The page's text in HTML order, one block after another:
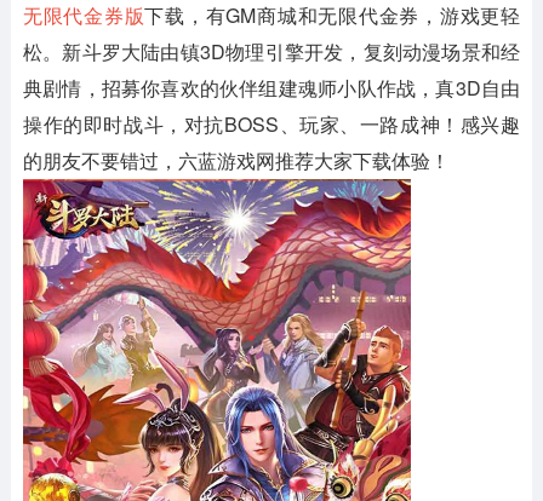
无限代金券版下载，有GM商城和无限代金券，游戏更轻
松。新斗罗大陆由镇3D物理引擎开发，复刻动漫场景和经
典剧情，招募你喜欢的伙伴组建魂师小队作战，真3D自由
操作的即时战斗，对抗BOSS、玩家、一路成神！感兴趣
的朋友不要错过，六蓝游戏网推荐大家下载体验！